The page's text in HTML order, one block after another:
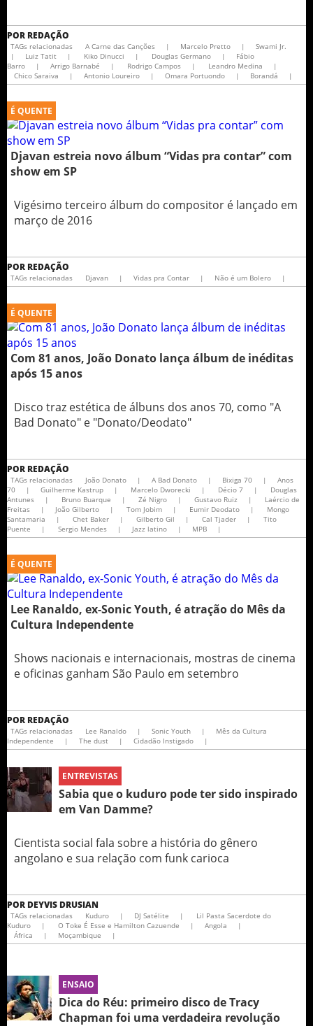
POR REDAÇÃO
TAGs relacionadas A Carne das Canções | Marcelo Pretto |
Swami Jr.
|
Luiz Tatit | Kiko Dinucci | Douglas Germano |
Fábio
Barro
| Arrigo Barnabé | Rodrigo Campos | Leandro Medina
|
Chico Saraiva
| Antonio Loureiro | Omara Portuondo | Borandá |
É QUENTE
Djavan estreia novo álbum “Vidas pra contar” com
show em SP
Vigésimo terceiro álbum do compositor é lançado em
março de 2016
POR REDAÇÃO
TAGs relacionadas Djavan | Vidas pra Contar | Não é um Bolero |
É QUENTE
Com 81 anos, João Donato lança álbum de inéditas
após 15 anos
Disco traz estética de álbuns dos anos 70, como "A
Bad Donato" e "Donato/Deodato"
POR REDAÇÃO
TAGs relacionadas João Donato | A Bad Donato | Bixiga 70 |
Anos
70
| Guilherme Kastrup | Marcelo Dworecki | Décio 7 |
Douglas
Antunes
| Bruno Buarque | Zé Nigro | Gustavo Ruiz |
Laércio de
Freitas
| João Gilberto | Tom Jobim | Eumir Deodato |
Mongo
Santamaria
| Chet Baker | Gilberto Gil | Cal Tjader |
Tito
Puente
| Sergio Mendes | Jazz latino | MPB |
É QUENTE
Lee Ranaldo, ex-Sonic Youth, é atração do Mês da
Cultura Independente
Shows nacionais e internacionais, mostras de cinema
e oficinas ganham São Paulo em setembro
POR REDAÇÃO
TAGs relacionadas Lee Ranaldo | Sonic Youth |
Mês da Cultura
Independente
| The dust | Cidadão Instigado |
ENTREVISTAS
Sabia que o kuduro pode ter sido inspirado
em Van Damme?
Cientista social fala sobre a história do gênero
angolano e sua relação com funk carioca
POR DEYVIS DRUSIAN
TAGs relacionadas Kuduro | DJ Satélite |
Lil Pasta Sacerdote do
Kuduro
| O Toke É Esse e Hamilton Cazuende | Angola
|
África
| Moçambique |
ENSAIO
Dica do Réu: primeiro disco de Tracy
Chapman foi uma verdadeira revolução